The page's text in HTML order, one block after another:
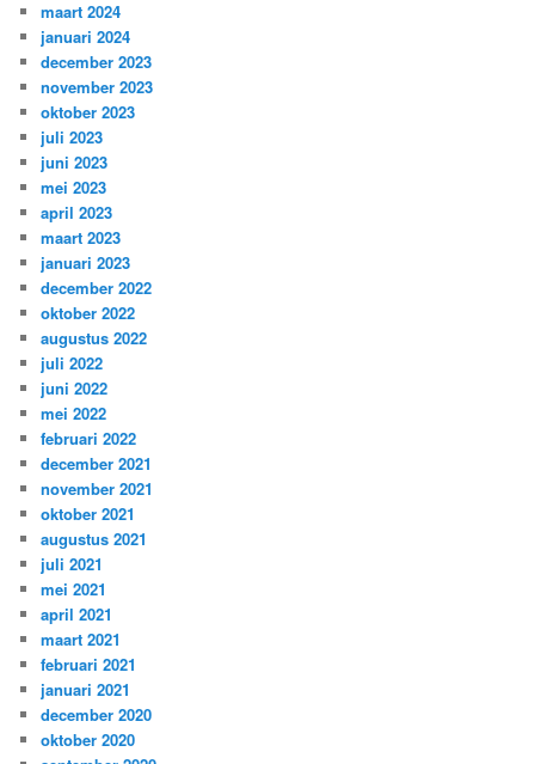
maart 2024
januari 2024
december 2023
november 2023
oktober 2023
juli 2023
juni 2023
mei 2023
april 2023
maart 2023
januari 2023
december 2022
oktober 2022
augustus 2022
juli 2022
juni 2022
mei 2022
februari 2022
december 2021
november 2021
oktober 2021
augustus 2021
juli 2021
mei 2021
april 2021
maart 2021
februari 2021
januari 2021
december 2020
oktober 2020